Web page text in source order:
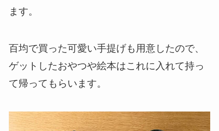
ます。
百均で買った可愛い手提げも用意したので、
ゲットしたおやつや絵本はこれに入れて持っ
て帰ってもらいます。